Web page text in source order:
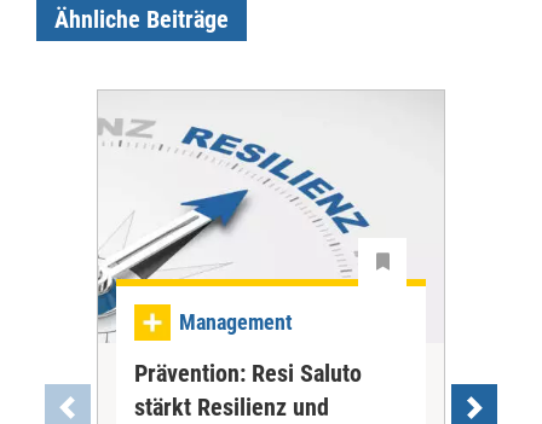
Ähnliche Beiträge
Management
Prävention: Resi Saluto
stärkt Resilienz und